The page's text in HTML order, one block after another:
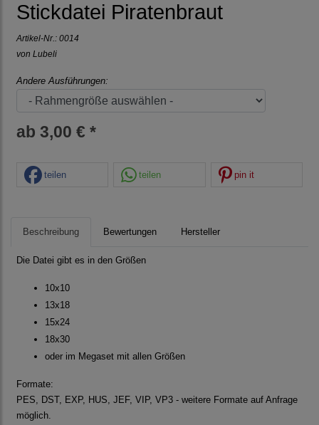
Stickdatei Piratenbraut
Artikel-Nr.: 0014
von Lubeli
Andere Ausführungen:
ab 3,00 € *
teilen teilen pin it
Beschreibung Bewertungen Hersteller
Die Datei gibt es in den Größen
10x10
13x18
15x24
18x30
oder im Megaset mit allen Größen
Formate:
PES, DST, EXP, HUS, JEF, VIP, VP3 - weitere Formate auf Anfrage
möglich.